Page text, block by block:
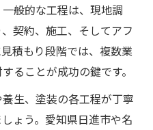
般的な工程は、現地調
契約、施工、そしてアフ
積もり段階では、複数業
ることが成功の鍵です。
生、塗装の各工程が丁寧
ょう。愛知県日進市や名